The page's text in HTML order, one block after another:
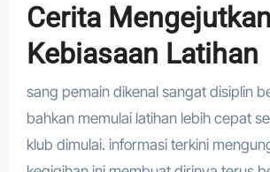
Cerita
Kebiasaan Latihan
sang pemain dikenal sangat disiplin
bahkan memulai latihan lebih cepat
klub dimulai. informasi terkini